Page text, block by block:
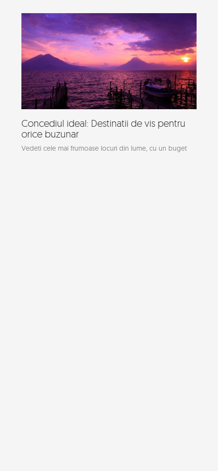
Concediul ideal: Destinatii de vis pentru
orice buzunar
Vedeti cele mai frumoase locuri din lume, cu un buget